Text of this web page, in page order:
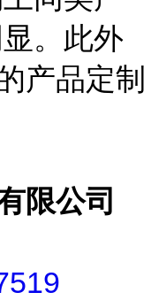
。此外
产品定制
限公司